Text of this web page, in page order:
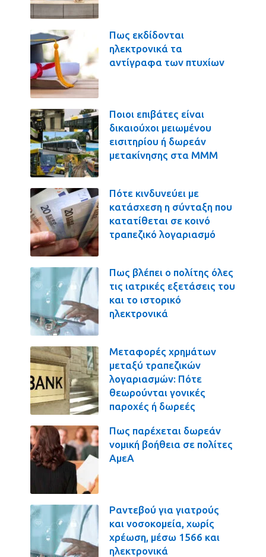
Πως εκδίδονται
ηλεκτρονικά τα
αντίγραφα των πτυχίων
Ποιοι επιβάτες είναι
δικαιούχοι μειωμένου
εισιτηρίου ή δωρεάν
μετακίνησης στα ΜΜΜ
Πότε κινδυνεύει με
κατάσχεση η σύνταξη που
κατατίθεται σε κοινό
τραπεζικό λογαριασμό
Πως βλέπει ο πολίτης όλες
τις ιατρικές εξετάσεις του
και το ιστορικό
ηλεκτρονικά
Μεταφορές χρημάτων
μεταξύ τραπεζικών
λογαριασμών: Πότε
θεωρούνται γονικές
παροχές ή δωρεές
Πως παρέχεται δωρεάν
νομική βοήθεια σε πολίτες
ΑμεΑ
Ραντεβού για γιατρούς
και νοσοκομεία, χωρίς
χρέωση, μέσω 1566 και
ηλεκτρονικά